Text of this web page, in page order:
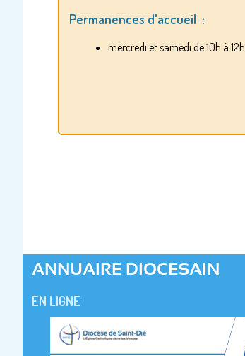
Permanences d'accueil :
mercredi et samedi de 10h à 12h
ANNUAIRE DIOCESAIN
EN LIGNE